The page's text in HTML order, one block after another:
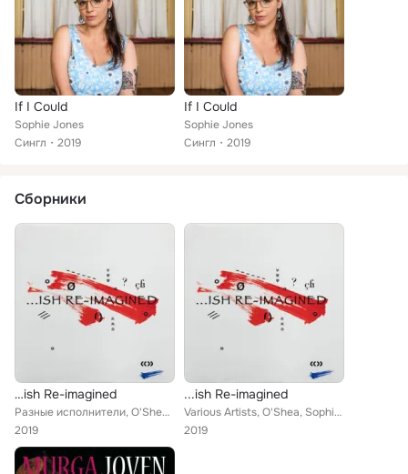
If I Could
Sophie Jones
Сингл
2019
If I Could
Sophie Jones
Сингл
2019
Сборники
…ish Re-imagined
Разные исполнители, O'Shea, Sophie Jones, Russell Morris, Stella Angelico, Cameron Daddo, Normie Rowe, James Van Cooper, Chris M...
2019
...ish Re-imagined
Various Artists, O'Shea, Sophie Jones, Russell Morris, Stella Angelico, Cameron Daddo, Normie Rowe, James Van Cooper, Chris Murp...
2019